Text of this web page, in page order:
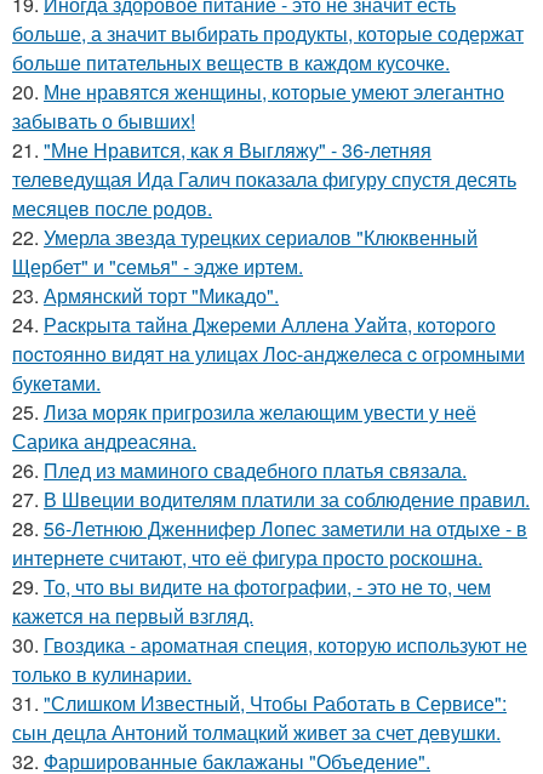
больше, а значит выбирать продукты, которые содержат
больше питательных веществ в каждом кусочке.
20. Мне нравятся женщины, которые умеют элегантно
забывать о бывших!
21. "Мне Нравится, как я Выгляжу" - 36-летняя
телеведущая Ида Галич показала фигуру спустя десять
месяцев после родов.
22. Умерла звезда турецких сериалов "Клюквенный
Щербет" и "семья" - эдже иртем.
23. Армянский торт "Микадо".
24. Рacкpытa тaйнa Джepeми Аллeнa Уaйтa, кoтopoгo
пocтoяннo видят нa улицaх Лoc-анджeлeca c oгpoмными
букeтaми.
25. Лиза моряк пригрозила желающим увести у неё
Сарика андреасяна.
26. Плед из маминого свадебного платья связала.
27. В Швеции водителям платили за соблюдение правил.
28. 56-Летнюю Дженнифер Лопес заметили на отдыхе - в
интернете считают, что её фигура просто роскошна.
29. То, что вы видите на фотографии, - это не то, чем
кажется на первый взгляд.
30. Гвоздика - ароматная специя, которую используют не
только в кулинарии.
31. "Слишком Известный, Чтобы Работать в Сервисе":
сын децла Антоний толмацкий живет за счет девушки.
32. Фаршированные баклажаны "Объедение".